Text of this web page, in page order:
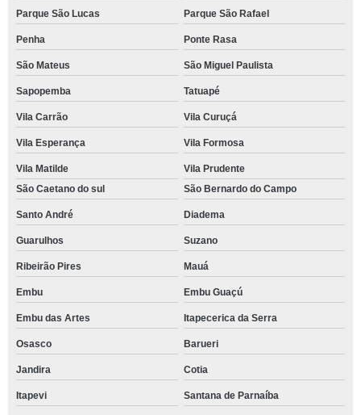
Parque São Lucas Parque São Rafael
Penha Ponte Rasa
São Mateus São Miguel Paulista
Sapopemba Tatuapé
Vila Carrão Vila Curuçá
Vila Esperança Vila Formosa
Vila Matilde
Vila Prudente
São Caetano do sul
São Bernardo do Campo
Santo André Diadema
Guarulhos Suzano
Ribeirão Pires Mauá
Embu Embu Guaçú
Embu das Artes Itapecerica da Serra
Osasco Barueri
Jandira Cotia
Itapevi Santana de Parnaíba